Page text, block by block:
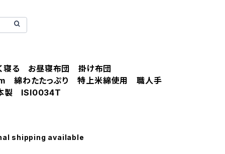
寝る お昼寝布団 掛け布団
綿わたたっぷり 特上米綿使用 職人手
製 ISI0034T
shipping available